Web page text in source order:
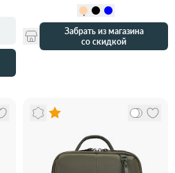
Забрать из магазина
со скидкой